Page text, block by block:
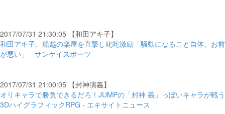
2017/07/31 21:30:05 【和田アキ子】
和田アキ子、船越の楽屋を直撃し叱咤激励「騒動になること自体、お前
が悪い」 - サンケイスポーツ
2017/07/31 21:00:05 【封神演義】
オリキャラで勝負できるだろ！JUMPの「封神 義」っぽいキャラが戦う
3DハイグラフィックRPG - エキサイトニュース